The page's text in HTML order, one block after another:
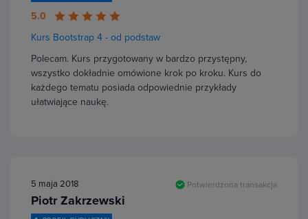
5.0
Kurs Bootstrap 4 - od podstaw
Polecam. Kurs przygotowany w bardzo przystępny,
wszystko dokładnie omówione krok po kroku. Kurs do
każdego tematu posiada odpowiednie przykłady
ułatwiające naukę.
5 maja 2018 Potwierdzona transakcja
Piotr Zakrzewski